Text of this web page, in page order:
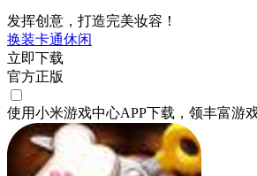
发挥创意，打造完美妆容！
换装卡通休闲
立即下载
官方正版
使用小米游戏中心APP下载 ，领丰富游